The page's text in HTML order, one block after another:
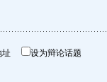
址 设为辩论话题